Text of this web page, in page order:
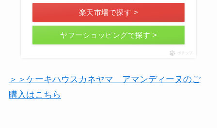
楽天市場で探す >
ヤフーショッピングで探す >
ポチップ
＞＞ケーキハウスカネヤマ アマンディーヌのご
購入はこちら